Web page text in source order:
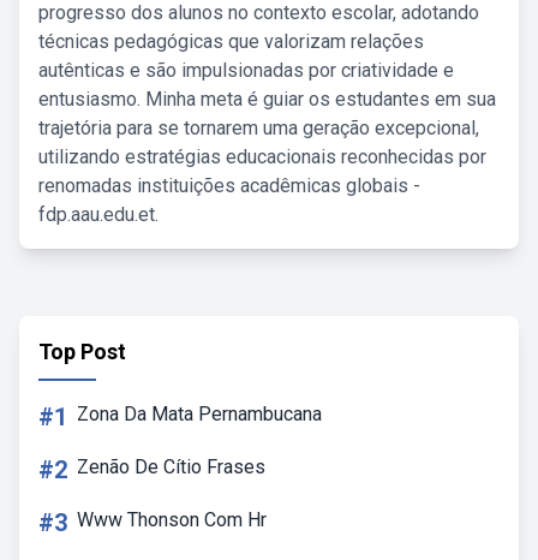
progresso dos alunos no contexto escolar, adotando
técnicas pedagógicas que valorizam relações
autênticas e são impulsionadas por criatividade e
entusiasmo. Minha meta é guiar os estudantes em sua
trajetória para se tornarem uma geração excepcional,
utilizando estratégias educacionais reconhecidas por
renomadas instituições acadêmicas globais -
fdp.aau.edu.et.
Top Post
#1 Zona Da Mata Pernambucana
#2 Zenão De Cítio Frases
#3 Www Thonson Com Hr